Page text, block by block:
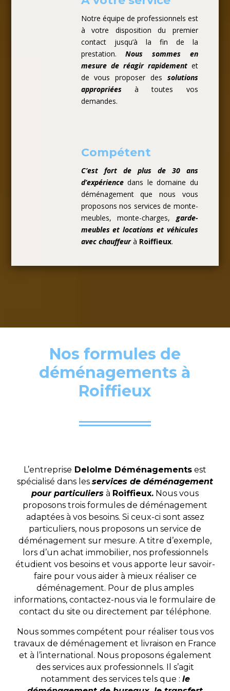
Notre équipe de professionnels est
à votre disposition du premier
contact jusqu’à la fin de la
prestation.Nous sommes en
mesure de réagir rapidementet
de vous proposer des solutions
appropriéesà toutes vos
demandes.
Compétent
C’est fort de plus de 30 ans
d’expériencedans le domaine du
déménagement que nous vous
proposons nos services de monte-
meubles, monte-charges,garde-
meubles et locations et véhicules
avec chauffeurà Roiffieux.
Nos formules de
déménagements à
Roiffieux
L’entreprise Delolme Déménagements est
spécialisé dans les services de déménagement
pour particuliers à Roiffieux. Nous vous
proposons trois formules de déménagement
adaptées à vos besoins. Si ceux-ci sont assez
particuliers, nous proposons un service de
déménagement sur mesure. A titre d’exemple,
lors d’un achat immobilier, nos professionnels
étudient vos besoins et vous apporte leur savoir-
faire pour vous aider à mieux réaliser ce
déménagement. Pour de plus amples
informations, contactez-nous via le formulaire de
contact du site ou directement par téléphone.
Nous sommes compétent pour réaliser tous vos
travaux de déménagement et livraison en France
et à l’international. Nous proposons également
des services aux professionnels. Il s’agit
notamment des services tels que : le